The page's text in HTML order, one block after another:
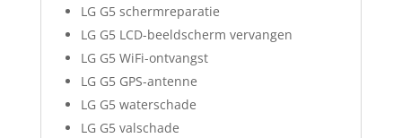
LG G5 schermreparatie
LG G5 LCD-beeldscherm vervangen
LG G5 WiFi-ontvangst
LG G5 GPS-antenne
LG G5 waterschade
LG G5 valschade